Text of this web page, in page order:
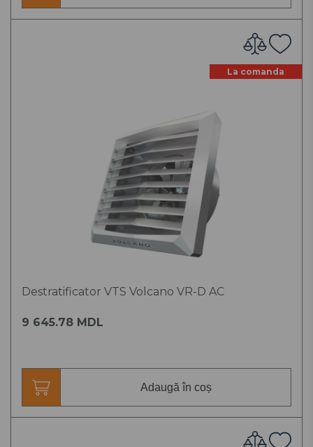
La comanda
Destratificator VTS Volcano VR-D AC
9 645.78 MDL
Adaugă în coș